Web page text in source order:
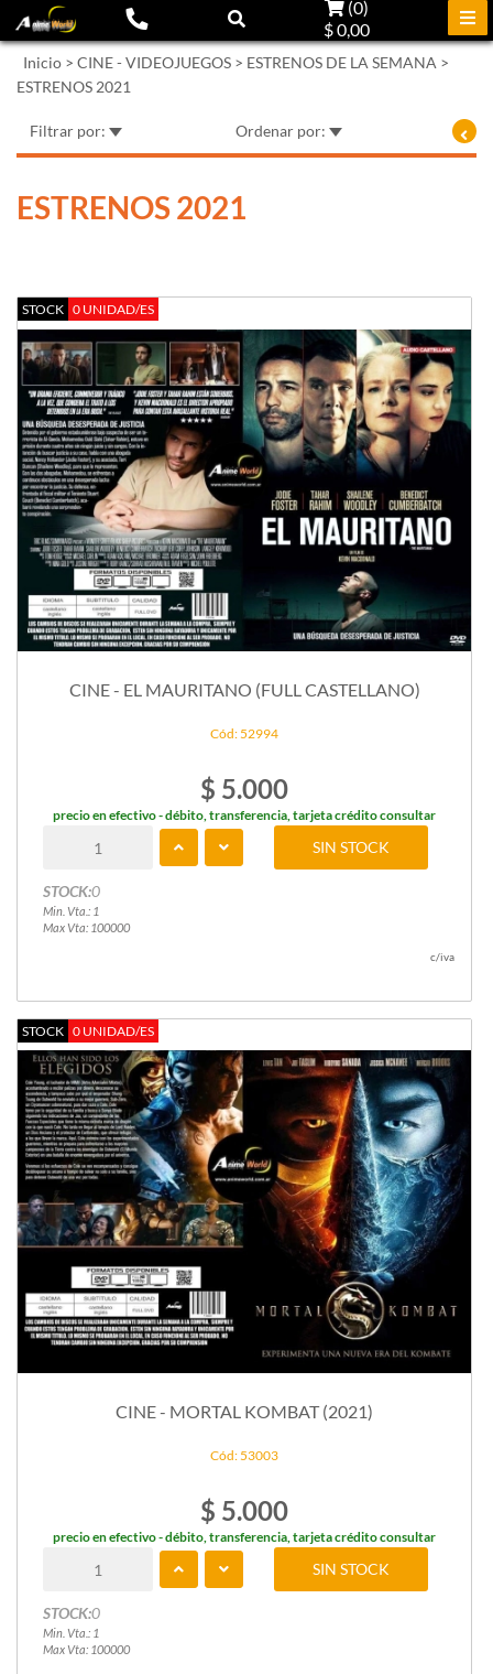
(0)
$ 0,00
Inicio > CINE - VIDEOJUEGOS > ESTRENOS DE LA SEMANA >
ESTRENOS 2021
Filtrar por: Ordenar por:
ESTRENOS 2021
STOCK 0 UNIDAD/ES
CINE - EL MAURITANO (FULL CASTELLANO)
Cód: 52994
$ 5.000
precio en efectivo - débito, transferencia, tarjeta crédito consultar
STOCK:0
Min. Vta.: 1
Max Vta: 100000
SIN STOCK
c/iva
STOCK 0 UNIDAD/ES
CINE - MORTAL KOMBAT (2021)
Cód: 53003
$ 5.000
precio en efectivo - débito, transferencia, tarjeta crédito consultar
STOCK:0
Min. Vta.: 1
Max Vta: 100000
SIN STOCK